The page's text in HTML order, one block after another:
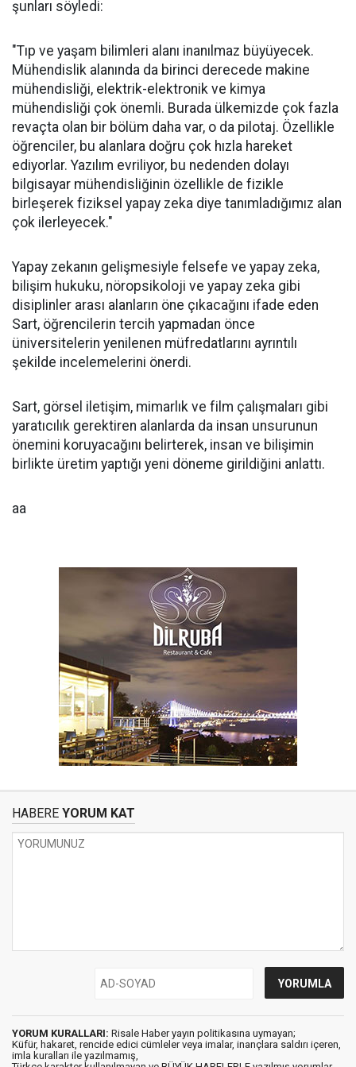
şunları söyledi:
"Tıp ve yaşam bilimleri alanı inanılmaz büyüyecek.
Mühendislik alanında da birinci derecede makine
mühendisliği, elektrik-elektronik ve kimya
mühendisliği çok önemli. Burada ülkemizde çok fazla
revaçta olan bir bölüm daha var, o da pilotaj. Özellikle
öğrenciler, bu alanlara doğru çok hızla hareket
ediyorlar. Yazılım evriliyor, bu nedenden dolayı
bilgisayar mühendisliğinin özellikle de fizikle
birleşerek fiziksel yapay zeka diye tanımladığımız alan
çok ilerleyecek."
Yapay zekanın gelişmesiyle felsefe ve yapay zeka,
bilişim hukuku, nöropsikoloji ve yapay zeka gibi
disiplinler arası alanların öne çıkacağını ifade eden
Sart, öğrencilerin tercih yapmadan önce
üniversitelerin yenilenen müfredatlarını ayrıntılı
şekilde incelemelerini önerdi.
Sart, görsel iletişim, mimarlık ve film çalışmaları gibi
yaratıcılık gerektiren alanlarda da insan unsurunun
önemini koruyacağını belirterek, insan ve bilişimin
birlikte üretim yaptığı yeni döneme girildiğini anlattı.
aa
HABERE YORUM KAT
YORUM KURALLARI: Risale Haber yayın politikasına uymayan;
Küfür, hakaret, rencide edici cümleler veya imalar, inançlara saldırı içeren,
imla kuralları ile yazılmamış,